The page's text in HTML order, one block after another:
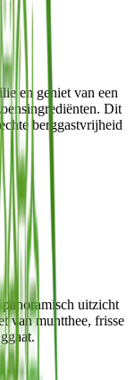
en geniet van een
Dit
berggastvrijheid
panoramisch uitzicht
van muntthee, frisse